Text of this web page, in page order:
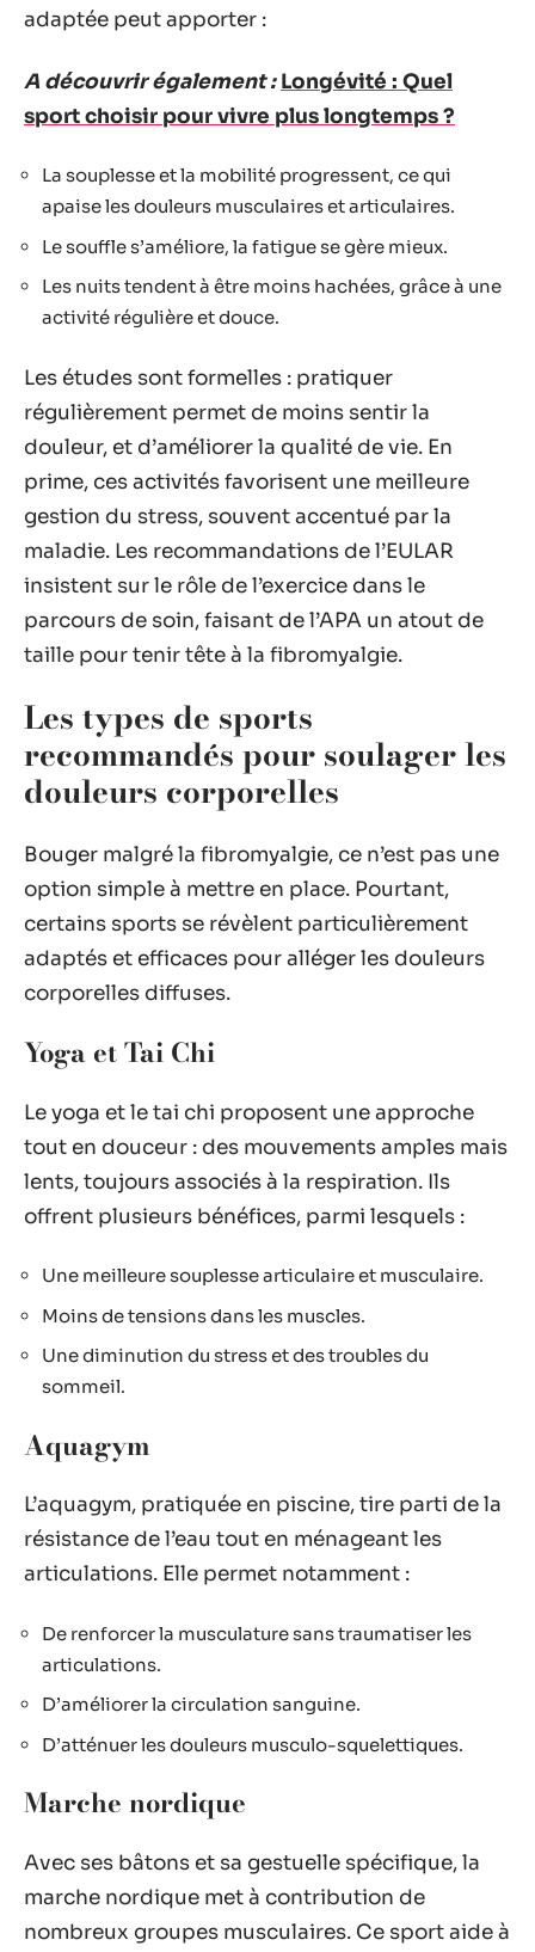
adaptée peut apporter :
A découvrir également : Longévité : Quel
sport choisir pour vivre plus longtemps ?
La souplesse et la mobilité progressent, ce qui
apaise les douleurs musculaires et articulaires.
Le souffle s’améliore, la fatigue se gère mieux.
Les nuits tendent à être moins hachées, grâce à une
activité régulière et douce.
Les études sont formelles : pratiquer
régulièrement permet de moins sentir la
douleur, et d’améliorer la qualité de vie. En
prime, ces activités favorisent une meilleure
gestion du stress, souvent accentué par la
maladie. Les recommandations de l’EULAR
insistent sur le rôle de l’exercice dans le
parcours de soin, faisant de l’APA un atout de
taille pour tenir tête à la fibromyalgie.
Les types de sports
recommandés pour soulager les
douleurs corporelles
Bouger malgré la fibromyalgie, ce n’est pas une
option simple à mettre en place. Pourtant,
certains sports se révèlent particulièrement
adaptés et efficaces pour alléger les douleurs
corporelles diffuses.
Yoga et Tai Chi
Le yoga et le tai chi proposent une approche
tout en douceur : des mouvements amples mais
lents, toujours associés à la respiration. Ils
offrent plusieurs bénéfices, parmi lesquels :
Une meilleure souplesse articulaire et musculaire.
Moins de tensions dans les muscles.
Une diminution du stress et des troubles du
sommeil.
Aquagym
L’aquagym, pratiquée en piscine, tire parti de la
résistance de l’eau tout en ménageant les
articulations. Elle permet notamment :
De renforcer la musculature sans traumatiser les
articulations.
D’améliorer la circulation sanguine.
D’atténuer les douleurs musculo-squelettiques.
Marche nordique
Avec ses bâtons et sa gestuelle spécifique, la
marche nordique met à contribution de
nombreux groupes musculaires. Ce sport aide à